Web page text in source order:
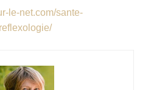
le-net.com/sante-